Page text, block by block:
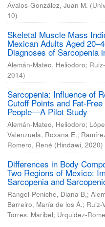
Ávalos-González, Juan M. (
10)
Skeletal Muscle Mass
Mexican Adults Aged
Diagnoses of Sarcopenia
Alemán-Mateo, Heliodoro;
2014)
Sarcopenia: Influence of
Cutoff Points and Fat-
People—A Pilot Study
Alemán-Mateo, Heliodoro;
Valenzuela, Roxana E.;
Romero, René (Hindawi, 2020)
Differences in Body
Two Regions of Mexico:
Sarcopenia and
Rangel-Peniche, Diana B,;
Barreiro, María de los Á.; Ruiz-
Torres, Maribel; Urquidez-